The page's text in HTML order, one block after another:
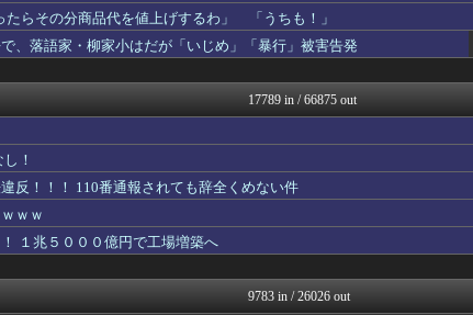
【Pic...
アルファルファモザイク＠ネ...
てしまう・・・・・・
NEWSまとめもりー｜2c...
が付いてる！災害...
正義の見方
、中国の重要都市の...
U-1 NEWS.
痛いニュース(ﾉ∀`)
ｗｗｗｗｗｗｗｗ...
く
ふぇー速
上げの壁に
常識的に考えた
セル"女逮捕…ネッ...
モナニュース
にやらせてしまうｗｗ...
に私の責任で戻す」...
黒マッチョニュース
いか」との批判が...
奴が発信でき...
大炎上
モッコスヌ〜ン
らその分商品代を値上げするわ」 「うちも！」
、落語家・柳家小はだが「いじめ」「暴行」被害告発
17789 in / 66875 out
！
反！！！ 110番通報されても辞全くめない件
ｗｗ
１兆５０００億円で工場増築へ
9783 in / 26026 out